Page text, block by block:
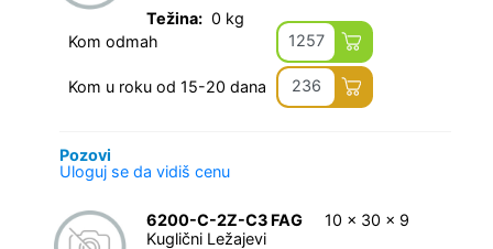
Težina: 0 kg
Kom odmah
1257
Kom u roku od 15-20 dana 236
Pozovi
Uloguj se da vidiš cenu
6200-C-2Z-C3 FAG
Kuglični Ležajevi
10 x 30 x 9